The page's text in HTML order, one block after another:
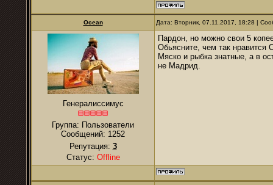
Ocean Дата: Вторник, 07.11.2017, 18:28 |
Генералиссимус
Группа: Пользователи
Сообщений: 1252
Репутация: 3
Статус: Offline
Пардон, но можно свои 5
Обьясните, чем так нравится
Мяско и рыбка знатные, а в
не Мадрид.